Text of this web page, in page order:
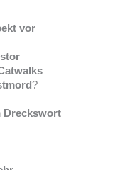
vor
?
Dreckswort